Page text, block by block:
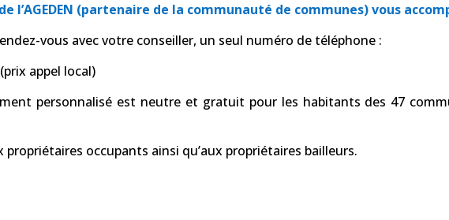
l’AGEDEN (partenaire de la communauté de communes) vous
vous avec votre conseiller, un seul numéro de téléphone :
(prix appel local)
personnalisé est neutre et gratuit pour les habitants des 47
propriétaires occupants ainsi qu’aux propriétaires bailleurs.